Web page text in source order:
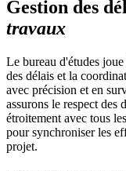
Gestion des
travaux
Le bureau d'études
des délais et la
avec précision et en
assurons le respect des
étroitement avec tous
pour synchroniser les
projet.